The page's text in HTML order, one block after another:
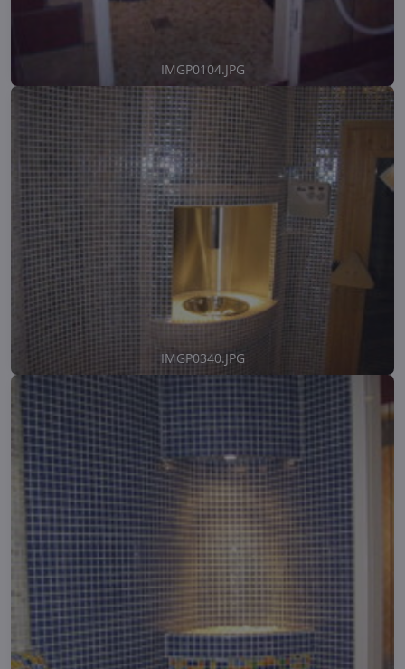
IMGP0104.JPG
IMGP0340.JPG